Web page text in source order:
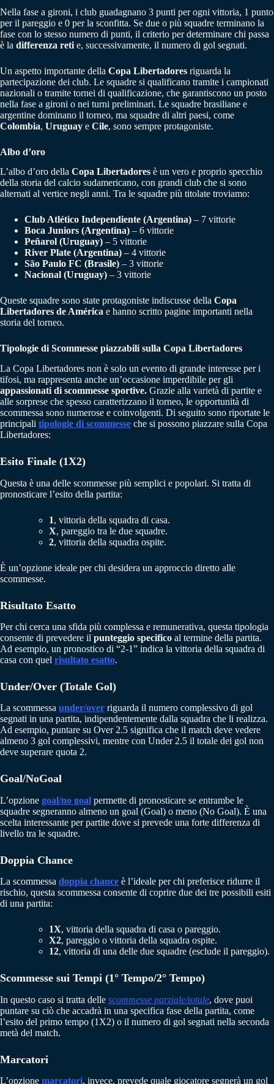
Nella fase a gironi, i club guadagnano 3 punti per ogni vittoria, 1 punto
per il pareggio e 0 per la sconfitta. Se due o più squadre terminano la
fase con lo stesso numero di punti, il criterio per determinare chi passa
è la differenza reti e, successivamente, il numero di gol segnati.
Un aspetto importante della Copa Libertadores riguarda la
partecipazione dei club. Le squadre si qualificano tramite i campionati
nazionali o tramite tornei di qualificazione, che garantiscono un posto
nella fase a gironi o nei turni preliminari. Le squadre brasiliane e
argentine dominano il torneo, ma squadre di altri paesi, come
Colombia, Uruguay e Cile, sono sempre protagoniste.
Albo d’oro
L’albo d’oro della Copa Libertadores è un vero e proprio specchio
della storia del calcio sudamericano, con grandi club che si sono
alternati al vertice negli anni. Tra le squadre più titolate troviamo:
Club Atlético Independiente (Argentina) – 7 vittorie
Boca Juniors (Argentina) – 6 vittorie
Peñarol (Uruguay) – 5 vittorie
River Plate (Argentina) – 4 vittorie
São Paulo FC (Brasile) – 3 vittorie
Nacional (Uruguay) – 3 vittorie
Queste squadre sono state protagoniste indiscusse della Copa
Libertadores de América e hanno scritto pagine importanti nella
storia del torneo.
Tipologie di Scommesse piazzabili sulla Copa Libertadores
La Copa Libertadores non è solo un evento di grande interesse per i
tifosi, ma rappresenta anche un’occasione imperdibile per gli
appassionati di scommesse sportive. Grazie alla varietà di partite e
alle sorprese che spesso caratterizzano il torneo, le opportunità di
scommessa sono numerose e coinvolgenti. Di seguito sono riportate le
principali tipologie di scommesse che si possono piazzare sulla Copa
Libertadores:
Esito Finale (1X2)
Questa è una delle scommesse più semplici e popolari. Si tratta di
pronosticare l’esito della partita:
1, vittoria della squadra di casa.
X, pareggio tra le due squadre.
2, vittoria della squadra ospite.
È un’opzione ideale per chi desidera un approccio diretto alle
scommesse.
Risultato Esatto
Per chi cerca una sfida più complessa e remunerativa, questa tipologia
consente di prevedere il punteggio specifico al termine della partita.
Ad esempio, un pronostico di “2-1” indica la vittoria della squadra di
casa con quel risultato esatto.
Under/Over (Totale Gol)
La scommessa under/over riguarda il numero complessivo di gol
segnati in una partita, indipendentemente dalla squadra che li realizza.
Ad esempio, puntare su Over 2.5 significa che il match deve vedere
almeno 3 gol complessivi, mentre con Under 2.5 il totale dei gol non
deve superare quota 2.
Goal/NoGoal
L’opzione goal/no goal permette di pronosticare se entrambe le
squadre segneranno almeno un goal (Goal) o meno (No Goal). È una
scelta interessante per partite dove si prevede una forte differenza di
livello tra le squadre.
Doppia Chance
La scommessa doppia chance è l’ideale per chi preferisce ridurre il
rischio, questa scommessa consente di coprire due dei tre possibili esiti
di una partita:
1X, vittoria della squadra di casa o pareggio.
X2, pareggio o vittoria della squadra ospite.
12, vittoria di una delle due squadre (esclude il pareggio).
Scommesse sui Tempi (1° Tempo/2° Tempo)
In questo caso si tratta delle scommesse parziale/totale, dove puoi
puntare su ciò che accadrà in una specifica fase della partita, come
l’esito del primo tempo (1X2) o il numero di gol segnati nella seconda
metà del match.
Marcatori
L’opzione marcatori, invece, prevede quale giocatore segnerà un gol